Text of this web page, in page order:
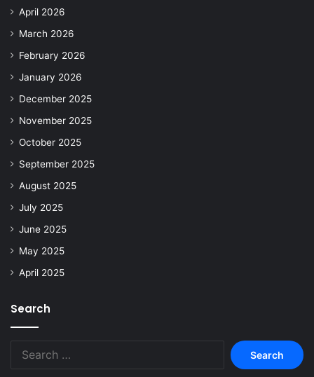
April 2026
March 2026
February 2026
January 2026
December 2025
November 2025
October 2025
September 2025
August 2025
July 2025
June 2025
May 2025
April 2025
Search